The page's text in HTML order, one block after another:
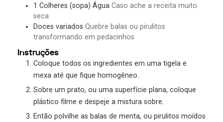
1 Colheres (sopa) Água Caso ache a receita muito
seca
Doces variados Quebre balas ou pirulitos
transformando em pedacinhos
Instruções
Coloque todos os ingredientes em uma tigela e
mexa até que fique homogêneo.
Sobre um prato, ou uma superfície plana, coloque
plástico filme e despeje a mistura sobre.
Então polvilhe as balas de menta, ou pirulitos moídos